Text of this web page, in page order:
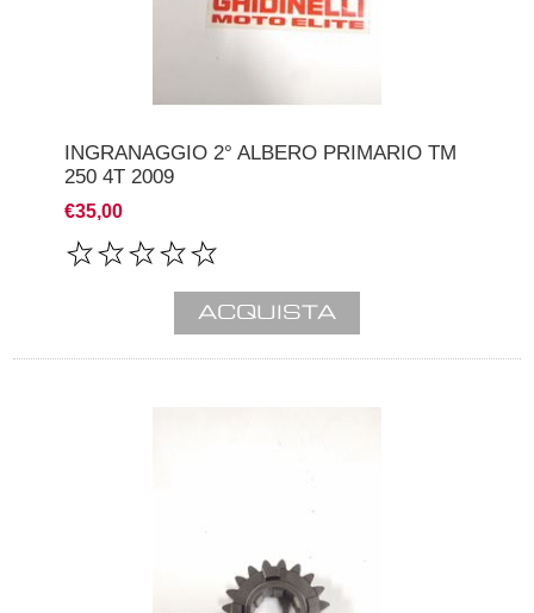
INGRANAGGIO 2° ALBERO PRIMARIO TM
250 4T 2009
€35,00